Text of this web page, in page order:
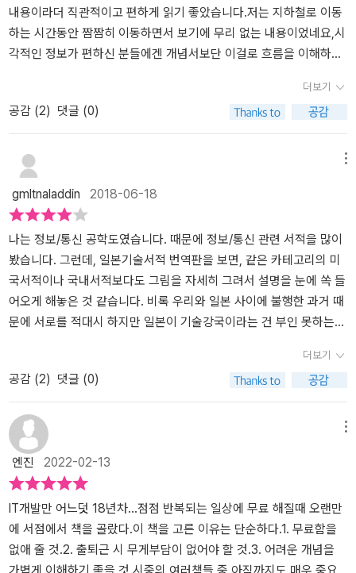
내용이라더 직관적이고 편하게 읽기 좋았습니다.저는 지하철로 이동
하는 시간동안 짬짬히 이동하면서 보기에 무리 없는 내용이었네요,시
각적인 정보가 편하신 분들에겐 개념서보단 이걸로 흐름을 이해하고
지만 아무래도 입문서이기에 깊이가 얕은 건 어쩔 수 없는 부분이라
생각합니다.이 책으로 흥미를 느끼시고 부족한 부분에 대해서 레퍼런
스를 참고하신다면좋은 배움의 기틀이 될 거라 믿습니다.
더보기
공감 (2) 댓글 (0)
gmltnaladdin 2018-06-18
나는 정보/통신 공학도였습니다. 때문에 정보/통신 관련 서적을 많이
봤습니다. 그런데, 일본기술서적 번역판을 보면, 같은 카테고리의 미
국서적이나 국내서적보다도 그림을 자세히 그려서 설명을 눈에 쏙 들
어오게 해놓은 것 같습니다. 비록 우리와 일본 사이에 불행한 과거 때
문에 서로를 적대시 하지만 일본이 기술강국이라는 건 부인 못하는
으로 설명이 되어 있어서 개념이 눈에 쏙 들어오는 것 같습니다. 내가
20 년 전에 정보처리기사 자격증을 공부할 때 데이터구조 및 처리에
대해서 무조건 외웠지만, 이 책을 보면 외울려고 안해도 개념이 쉽게
이해가 되더군요. 다만, 개념 수준의 책이어서 그런지 수박 겉핧기 라
고 할까요, 그게 좀 아쉽습니다. 그래도, 이 책에서 가장 마음에 드는
부분은 <보안 알고리즘> 입니다. 비대칭 암호부터 전자 인증서까지
개념이 그림으로 아주 쉽게 설명이 되어 있습니다. 앞으로는, 일본기
술서적을 단순히 번역만 하지말고, 저자와 협의해서 저자의 의도를
벗어나지 않는 범위에서 내용을 좀 더 보강했으면 합니다.
더보기
공감 (2) 댓글 (0)
엔진 2022-02-13
IT개발만 어느덧 18년차...점점 반복되는 일상에 무료 해질때 오랜만
에 서점에서 책을 골랐다.이 책을 고른 이유는 단순하다.1. 무료함을
없애 줄 것.2. 출퇴근 시 무게부담이 없어야 할 것.3. 어려운 개념을